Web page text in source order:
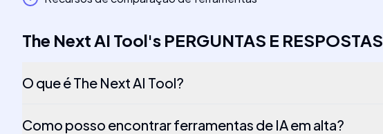
The Next AI Tool's PERGUNTAS E RESPOSTAS
O que é The Next AI Tool?
Como posso encontrar ferramentas de IA em alta?